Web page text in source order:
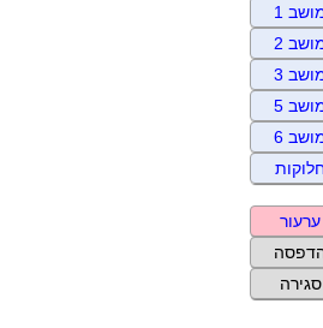
1
2
3
5
6
חלוקות
ערעור
סגירה